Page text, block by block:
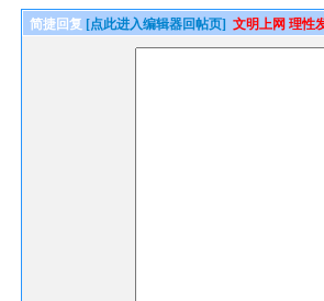
简捷回复 [点此进入编辑器回帖页] 文明上网 理性